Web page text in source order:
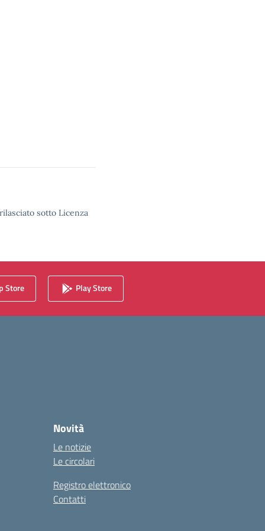
sotto Licenza
Store Play Store
Novità
Le notizie
Le circolari
Registro elettronico
Contatti